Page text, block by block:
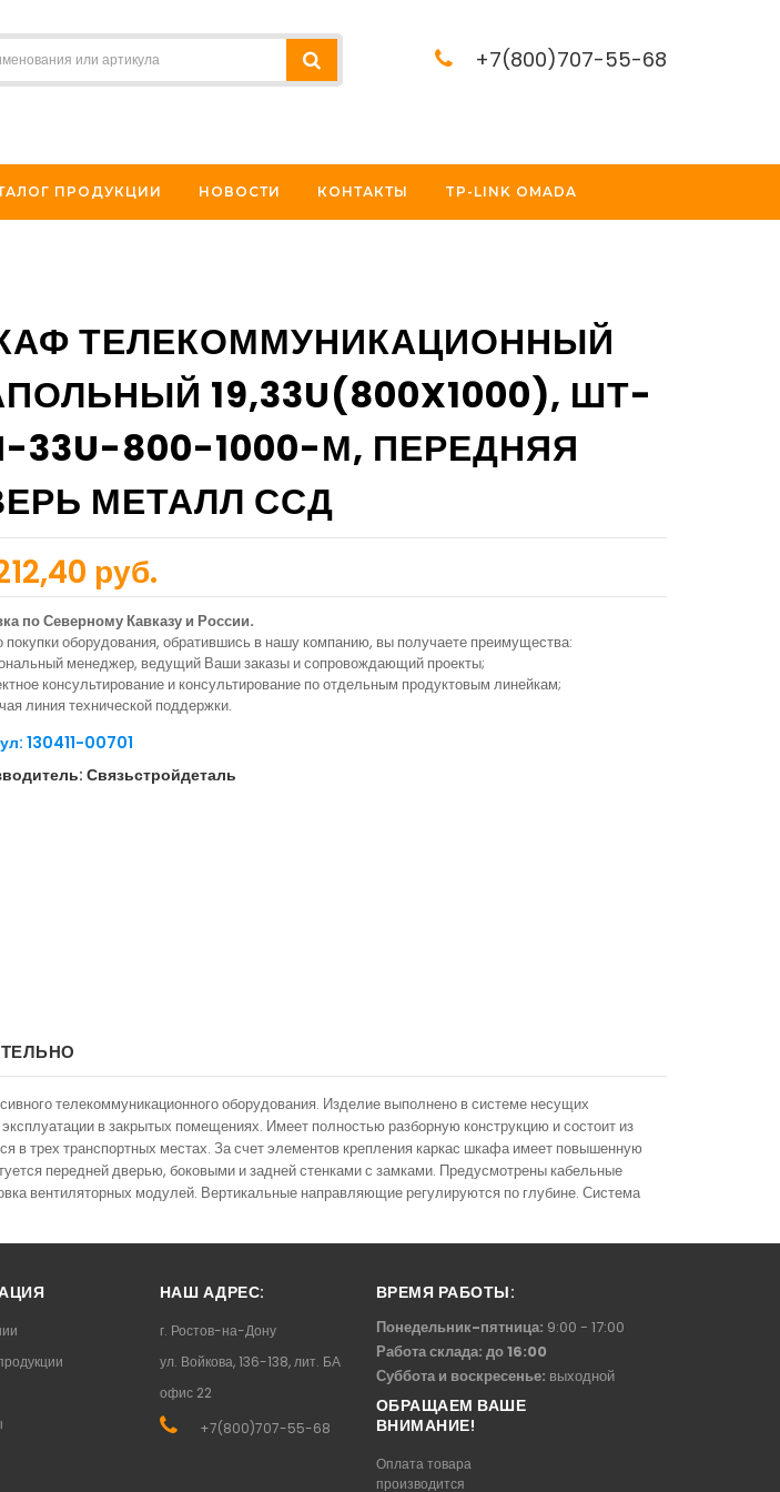
+7(800)707-55-68
ПРОДУКЦИИ НОВОСТИ КОНТАКТЫ TP-LINK OMADA
ТЕЛЕКОММУНИКАЦИОННЫЙ
19,33U(800X1000), ШТ-
33U-800-1000-М, ПЕРЕДНЯЯ
МЕТАЛЛ ССД
руб.
по Северному Кавказу и России.
оборудования, обратившись в нашу компанию, вы получаете преимущества:
менеджер, ведущий Ваши заказы и сопровождающий проекты;
консультирование и консультирование по отдельным продуктовым линейкам;
линия технической поддержки.
130411-00701
Связьстройдеталь
телекоммуникационного оборудования. Изделие выполнено в системе несущих
в закрытых помещениях. Имеет полностью разборную конструкцию и состоит из
трех транспортных местах. За счет элементов крепления каркас шкафа имеет повышенную
передней дверью, боковыми и задней стенками с замками. Предусмотрены кабельные
вентиляторных модулей. Вертикальные направляющие регулируются по глубине. Система
НАШ АДРЕС:
г. Ростов-на-Дону
ул. Войкова, 136-138, лит. БА
офис 22
+7(800)707-55-68
ВРЕМЯ РАБОТЫ:
Понедельник-пятница: 9:00 - 17:00
Работа склада: до 16:00
Суббота и воскресенье: выходной
ОБРАЩАЕМ ВАШЕ
ВНИМАНИЕ!
Оплата товара
производится